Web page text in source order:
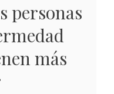
personas
más